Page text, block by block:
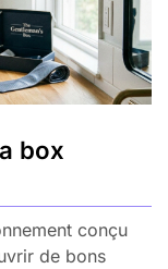
box
conçu
de bons